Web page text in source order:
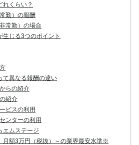
れくらい？
勤）の報酬
常勤）の場合
生じる3つのポイント
て異なる報酬の違い
らの紹介
紹介
ビスの利用
ンターの利用
エムステージ
月額3万円（税抜）～の業界最安水準※